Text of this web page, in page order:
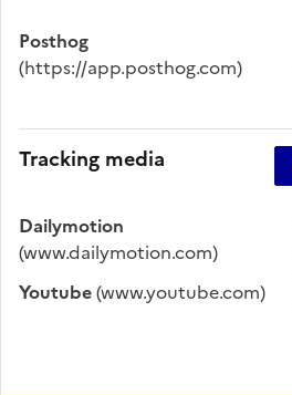
Posthog
(https://app.posthog.com)
Tracking media
Dailymotion
(www.dailymotion.com)
Youtube(www.youtube.com)